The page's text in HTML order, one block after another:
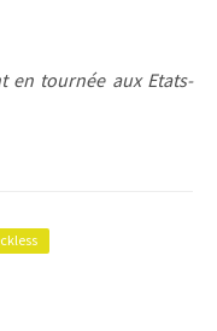
en tournée aux Etats-